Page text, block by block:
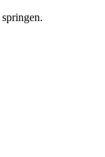
springen.